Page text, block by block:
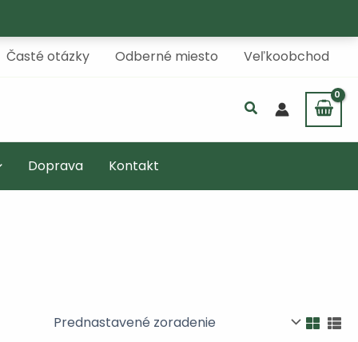
Časté otázky Odberné miesto Veľkoobchod
Doprava Kontakt